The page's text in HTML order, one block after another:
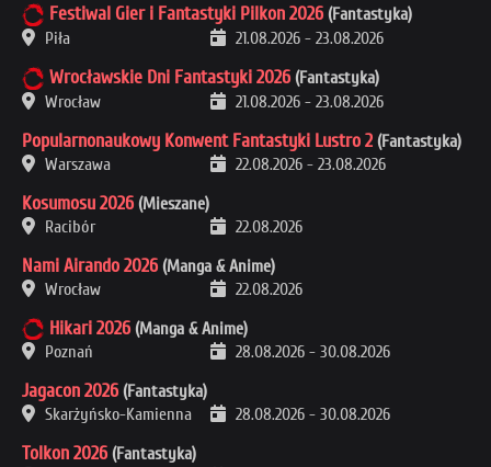
Festiwal Gier i Fantastyki Pilkon 2026 (Fantastyka)
Piła
21.08.2026 - 23.08.2026
Wrocławskie Dni Fantastyki 2026 (Fantastyka)
Wrocław
21.08.2026 - 23.08.2026
Popularnonaukowy Konwent Fantastyki Lustro 2 (Fantastyka)
Warszawa
22.08.2026 - 23.08.2026
Kosumosu 2026 (Mieszane)
Racibór
22.08.2026
Nami Airando 2026 (Manga & Anime)
Wrocław
22.08.2026
Hikari 2026 (Manga & Anime)
Poznań
28.08.2026 - 30.08.2026
Jagacon 2026 (Fantastyka)
Skarżyńsko-Kamienna
28.08.2026 - 30.08.2026
Tolkon 2026 (Fantastyka)